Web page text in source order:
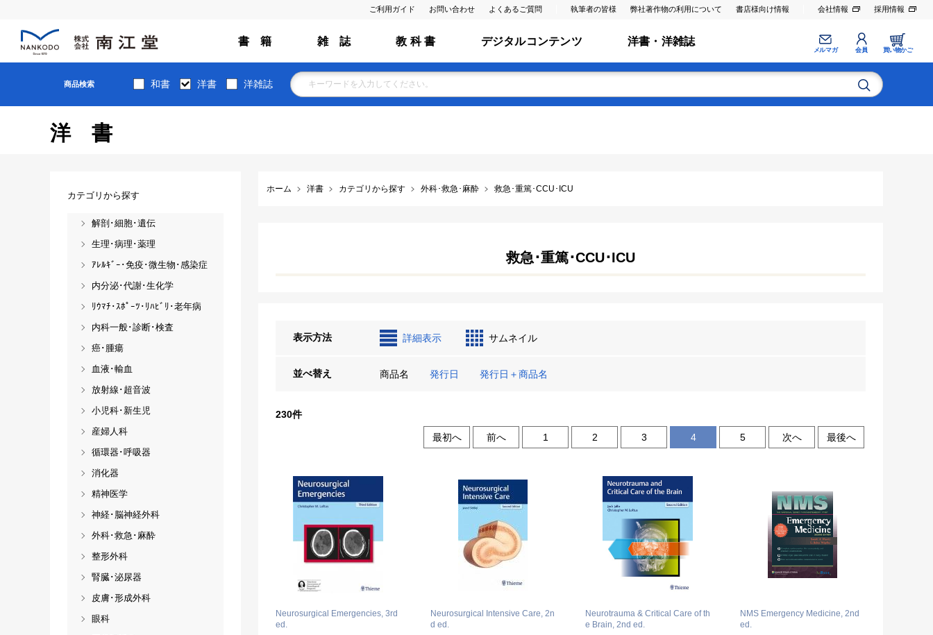
ご利用ガイド お問い合わせ よくあるご質問 執筆者の皆様 弊社著作物の利用について 書店様向け情報 会社情報 採用情報
書 籍 雑 誌 教 科 書 デジタルコンテンツ 洋書・洋雑誌
メルマガ 会員 買い物かご
商品検索 和書 洋書 洋雑誌
洋書
ホーム 洋書 カテゴリから探す 外科･救急･麻酔 救急･重篤･CCU･ICU
救急･重篤･CCU･ICU
表示方法 詳細表示 サムネイル
並べ替え 商品名 発行日 発行日＋商品名
230件
最初へ 前へ 1 2 3 4 5 次へ 最後へ
Neurosurgical Emergencies, 3rd
ed.
Neurosurgical Intensive Care, 2n
d ed.
Neurotrauma & Critical Care of th
e Brain, 2nd ed.
NMS Emergency Medicine, 2nd
ed.
カテゴリから探す
解剖･細胞･遺伝
生理･病理･薬理
ｱﾚﾙｷﾞｰ･免疫･微生物･感染症
内分泌･代謝･生化学
ﾘｳﾏﾁ･ｽﾎﾟｰﾂ･ﾘﾊﾋﾞﾘ･老年病
内科一般･診断･検査
癌･腫瘍
血液･輸血
放射線･超音波
小児科･新生児
産婦人科
循環器･呼吸器
消化器
精神医学
神経･脳神経外科
外科･救急･麻酔
整形外科
腎臓･泌尿器
皮膚･形成外科
眼科